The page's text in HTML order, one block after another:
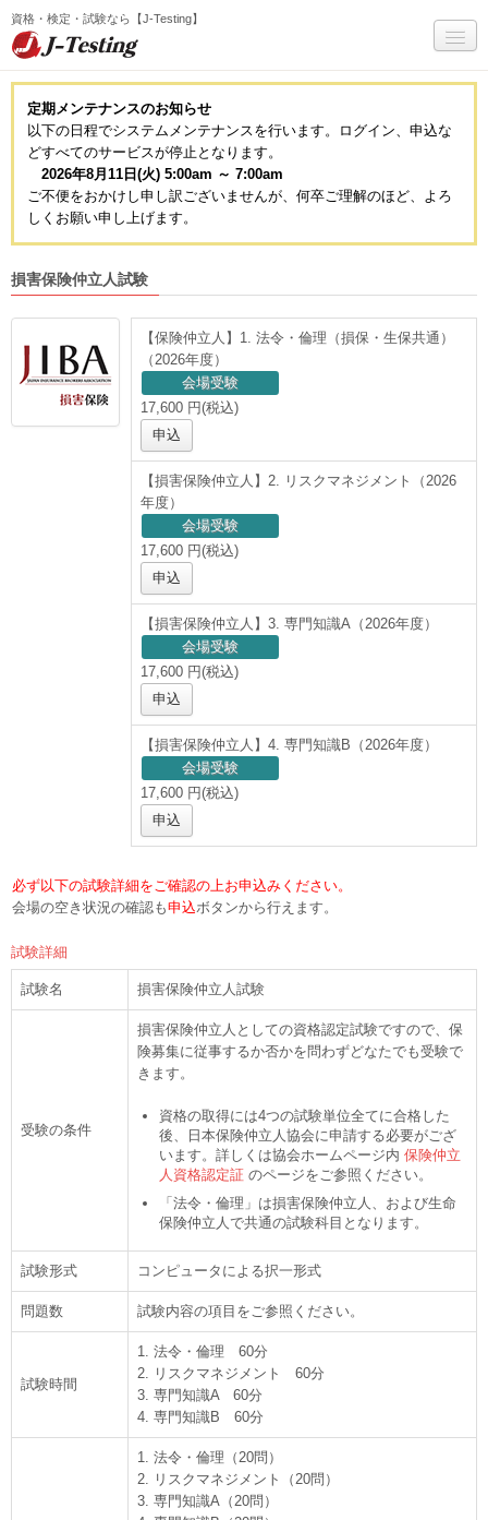
資格・検定・試験なら【J-Testing】
マイページ
試験一覧
受験までの流れ
Q&A
サービス全般Q&A(個人)
J-Testingについて
受験者ログイン
定期メンテナンスのお知らせ
以下の日程でシステムメンテナンスを行います。ログイン、申込な
どすべてのサービスが停止となります。
2026年8月11日(火) 5:00am ～ 7:00am
ご不便をおかけし申し訳ございませんが、何卒ご理解のほど、よろ
しくお願い申し上げます。
損害保険仲立人試験
【保険仲立人】1. 法令・倫理（損保・生保共通）
（2026年度）
会場受験
17,600 円(税込)
申込
【損害保険仲立人】2. リスクマネジメント（2026
年度）
会場受験
17,600 円(税込)
申込
【損害保険仲立人】3. 専門知識A（2026年度）
会場受験
17,600 円(税込)
申込
【損害保険仲立人】4. 専門知識B（2026年度）
会場受験
17,600 円(税込)
申込
必ず以下の試験詳細をご確認の上お申込みください。
会場の空き状況の確認も申込ボタンから行えます。
試験詳細
試験名 損害保険仲立人試験
受験の条件
損害保険仲立人としての資格認定試験ですので、保
険募集に従事するか否かを問わずどなたでも受験で
きます。
資格の取得には4つの試験単位全てに合格した
後、日本保険仲立人協会に申請する必要がござ
います。詳しくは協会ホームページ内 保険仲立
人資格認定証 のページをご参照ください。
「法令・倫理」は損害保険仲立人、および生命
保険仲立人で共通の試験科目となります。
試験形式 コンピュータによる択一形式
問題数 試験内容の項目をご参照ください。
試験時間
1. 法令・倫理 60分
2. リスクマネジメント 60分
3. 専門知識A 60分
4. 専門知識B 60分
1. 法令・倫理（20問）
2. リスクマネジメント（20問）
3. 専門知識A（20問）